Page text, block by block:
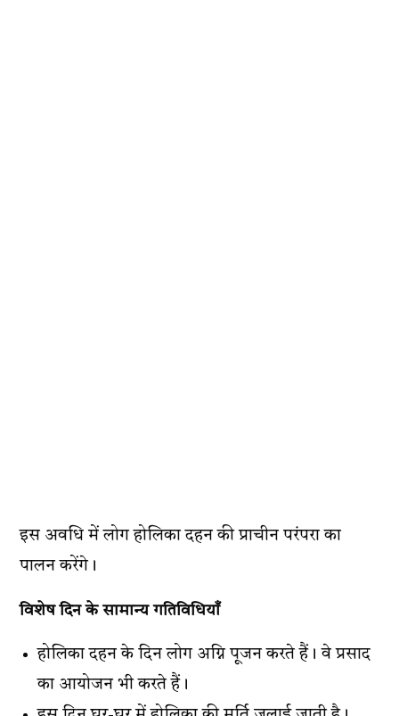
इस अवधि में लोग होलिका दहन की प्राचीन परंपरा का
पालन करेंगे।
विशेष दिन के सामान्य गतिविधियाँ
होलिका दहन के दिन लोग अग्नि पूजन करते हैं। वे प्रसाद
का आयोजन भी करते हैं।